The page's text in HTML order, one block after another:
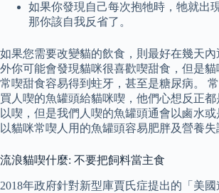
如果你發現自己每次抱牠時，牠就出
那你該自我反省了。
如果您需要改變貓的飲食，則最好在幾天
外你可能會發現貓咪很喜歡喫甜食，但是貓
常喫甜食容易得到蛀牙，甚至是糖尿病。
買人喫的魚罐頭給貓咪喫，他們心想反正
以喫，但是我們人喫的魚罐頭通會以鹵水
以貓咪常喫人用的魚罐頭容易肥胖及營養失
流浪貓喫什麼: 不要把飼料當主食
2018年政府針對新型庫賈氏症提出的「美